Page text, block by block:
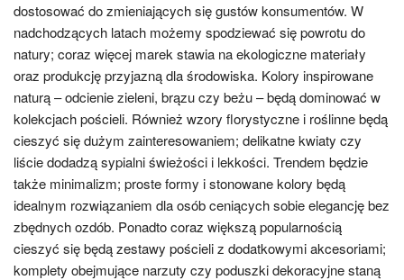
dostosować do zmieniających się gustów konsumentów. W
nadchodzących latach możemy spodziewać się powrotu do
natury; coraz więcej marek stawia na ekologiczne materiały
oraz produkcję przyjazną dla środowiska. Kolory inspirowane
naturą – odcienie zieleni, brązu czy beżu – będą dominować w
kolekcjach pościeli. Również wzory florystyczne i roślinne będą
cieszyć się dużym zainteresowaniem; delikatne kwiaty czy
liście dodadzą sypialni świeżości i lekkości. Trendem będzie
także minimalizm; proste formy i stonowane kolory będą
idealnym rozwiązaniem dla osób ceniących sobie elegancję bez
zbędnych ozdób. Ponadto coraz większą popularnością
cieszyć się będą zestawy pościeli z dodatkowymi akcesoriami;
komplety obejmujące narzuty czy poduszki dekoracyjne staną